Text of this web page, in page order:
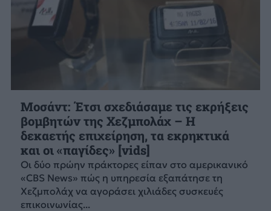
Μοσάντ: Έτσι σχεδιάσαμε τις εκρήξεις
βομβητών της Χεζμπολάχ – Η
δεκαετής επιχείρηση, τα εκρηκτικά
και οι «παγίδες» [vids]
Οι δύο πρώην πράκτορες είπαν στο αμερικανικό
«CBS News» πώς η υπηρεσία εξαπάτησε τη
Χεζμπολάχ να αγοράσει χιλιάδες συσκευές
επικοινωνίας...